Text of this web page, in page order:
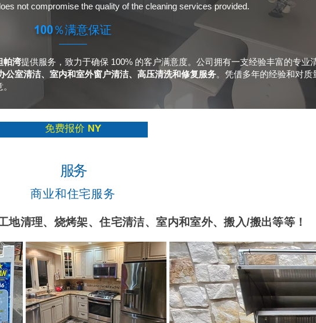
not compromise the quality of the cleaning services provided.
100％满意保证
帕湾提供服务，致力于确保 100% 的客户满意度。公司拥有一支经验丰富的专业
公室清洁、室内和室外窗户清洁、高压清洗和修复服务。凭借多年的经验和对质
免费报价 NY
服务
商业和住宅服务
地清理、烧烤架、住宅清洁、室内和室外、搬入/搬出等等！